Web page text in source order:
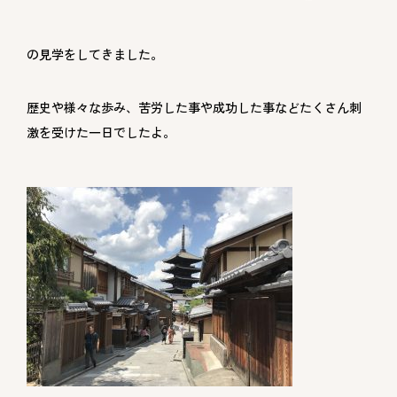
の見学をしてきました。
歴史や様々な歩み、苦労した事や成功した事などたくさん刺
激を受けた一日でしたよ。